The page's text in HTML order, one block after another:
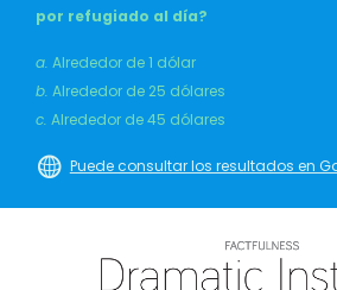
por refugiado al día?
a. Alrededor de 1 dólar
b. Alrededor de 25 dólares
c. Alrededor de 45 dólares
Puede consultar los resultados en